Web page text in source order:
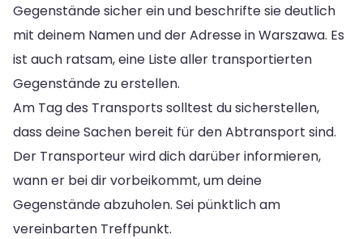
Gegenstände sicher ein und beschrifte sie deutlich
mit deinem Namen und der Adresse in Warszawa. Es
ist auch ratsam, eine Liste aller transportierten
Gegenstände zu erstellen.
Am Tag des Transports solltest du sicherstellen,
dass deine Sachen bereit für den Abtransport sind.
Der Transporteur wird dich darüber informieren,
wann er bei dir vorbeikommt, um deine
Gegenstände abzuholen. Sei pünktlich am
vereinbarten Treffpunkt.